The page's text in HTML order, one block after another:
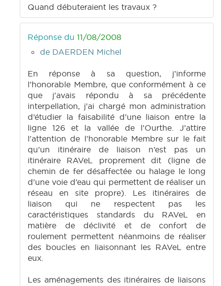
Quand débuteraient les travaux ?
Réponse du 11/08/2008
de DAERDEN Michel
En réponse à sa question, j’informe
l’honorable Membre, que conformément à ce
que j'avais répondu à sa précédente
interpellation, j’ai chargé mon administration
d’étudier la faisabilité d’une liaison entre la
ligne 126 et la vallée de l’Ourthe. J’attire
l'attention de l'honorable Membre sur le fait
qu’un itinéraire de liaison n’est pas un
itinéraire RAVeL proprement dit (ligne de
chemin de fer désaffectée ou halage le long
d’une voie d’eau qui permettent de réaliser un
réseau en site propre). Les itinéraires de
liaison qui ne respectent pas les
caractéristiques standards du RAVeL en
matière de déclivité et de confort de
roulement permettent néanmoins de réaliser
des boucles en liaisonnant les RAVeL entre
eux.
Les aménagements des itinéraires de liaisons